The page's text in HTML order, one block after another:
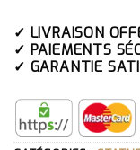
✓ LIVRAISON
✓ PAIEMENTS
✓ GARANTIE